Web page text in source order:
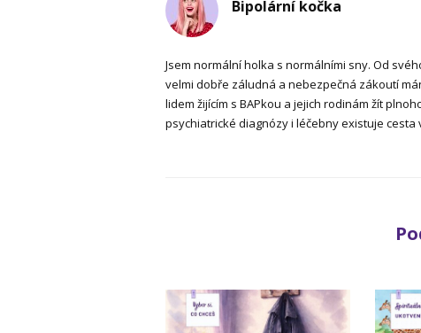
Bipolární kočka
Jsem normální holka s normálními sny. Od
velmi dobře záludná a nebezpečná zákoutí
lidem žijícím s BAPkou a jejich rodinám žít
psychiatrické diagnózy i léčebny existuje cesta